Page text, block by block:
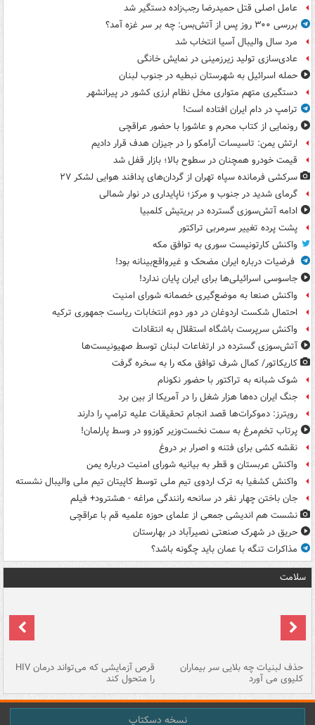
عامل اصلی قتل حمیدرضا رجب‌زاده دستگیر شد
بررسی ۳۰۰ روز پس از آتش‌بس: چه بر سر غزه آمد؟
مرد سال والیبال آسیا انتخاب شد
عادی‌سازی تولید زیرزمینی در نمایش خانگی
حمله اسرائیل به شهرستان نبطیه در جنوب لبنان
دستگیری متهم متواری مخل نظام ارزی کشور در پیرانشهر
ترامپ در دام ایران افتاده است!
رونمایی از کتاب محرم و عاشورا با حضور عراقچی
ارتش یمن: تاسیسات آرامکو را در جیزان هدف قرار دادیم
قیمت خودرو همچنان در سطوح بالا؛ بازار قفل شد
سرکشی فرمانده سپاه تهران از گردان‌های پدافند هوایی لشکر ۲۷
گرمای شدید در جنوب و مرکز؛ ناپایداری در نوار شمالی
ادامه آتش‌سوزی گسترده در بریتیش کلمبیا
پشت پرده تغییر سرمربی تراکتور
واکنش کارتونیست سوری به توافق مکه
فرضیات درباره ایران مضحک و غیرواقع‌بینانه بود!
جاسوسی اسرائیلی‌ها برای ایران پایان ندارد!
واکنش صنعا به موضع‌گیری خصمانه شورای امنیت
احتمال شکست اردوغان در دور دوم انتخابات ریاست جمهوری ترکیه
واکنش سرپرست باشگاه استقلال به انتقادات
آتش‌سوزی گسترده در ارتفاعات لبنان توسط صهیونیست‌ها
کاریکاتور/ کمال شرف توافق مکه را به سخره گرفت
شوک شبانه به تراکتور با حضور نکونام
جنگ ایران ده‌ها هزار شغل را در آمریکا از بین برد
رویترز: دموکرات‌ها قصد انجام تحقیقات علیه ترامپ را دارند
پرتاب تخم‌مرغ به سمت نخست‌وزیر کوزوو در وسط پارلمان!
نقشه کشی برای فتنه و اصرار بر دروغ
واکنش عربستان و قطر به بیانیه شورای امنیت درباره یمن
واکنش کشفیا به ترک اردوی تیم ملی توسط کاپیتان تیم ملی والیبال نشسته
جان باختن چهار نفر در سانحه رانندگی مراغه - هشترود+ فیلم
نشست هم اندیشی جمعی از علمای حوزه علمیه قم با عراقچی
حریق در شهرک صنعتی نصیرآباد در بهارستان
مذاکرات تنگه با عمان باید چگونه باشد؟
سلامت
حذف لبنیات چه بلایی سر بیماران
کلیوی می آورد
قرص آزمایشی که می‌تواند درمان HIV
را متحول کند
نسخه دسکتاپ